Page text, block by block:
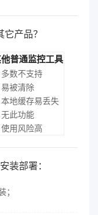
产品？
普通监控工具
多数不支持
易被清除
本地缓存易丢失
无此功能
使用风险高
装部署：
；